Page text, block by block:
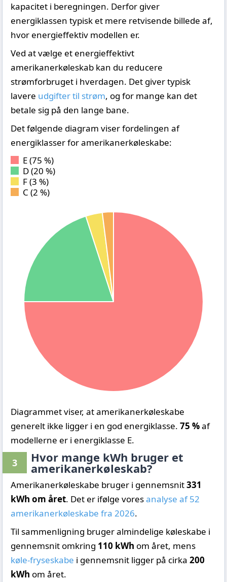
kapacitet i beregningen. Derfor giver
energiklassen typisk et mere retvisende billede af,
hvor energieffektiv modellen er.
Ved at vælge et energieffektivt
amerikanerkøleskab kan du reducere
strømforbruget i hverdagen. Det giver typisk
lavere udgifter til strøm, og for mange kan det
betale sig på den lange bane.
Det følgende diagram viser fordelingen af
energiklasser for amerikanerkøleskabe:
E (75 %)
D (20 %)
F (3 %)
C (2 %)
Diagrammet viser, at amerikanerkøleskabe
generelt ikke ligger i en god energiklasse. 75 %af
modellerne er i energiklasse E.
3 Hvor mange kWh bruger et
amerikanerkøleskab?
Amerikanerkøleskabe bruger i gennemsnit331
kWh om året. Det er ifølge voresanalyse af 52
amerikanerkøleskabe fra 2026.
Til sammenligning bruger almindelige køleskabe i
gennemsnit omkring 110 kWh om året, mens
køle-fryseskabe i gennemsnit ligger på cirka 200
kWh om året.